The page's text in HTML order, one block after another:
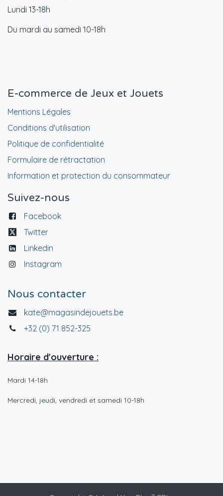
Lundi 13-18h
Du mardi au samedi 10-18h
E-commerce de Jeux et Jouets
Mentions Légales
Conditions d'utilisation
Politique de confidentialité
Formulaire de rétractation
Information et protection du consommateur
Suivez-nous
Facebook
Twitter
Linkedin
Instagram
Nous contacter
kate@magasindejouets.be
+32 (0) 71 852-325
Horaire d'ouverture :
Mardi 14-18h
Mercredi, jeudi, vendredi et samedi 10-18h